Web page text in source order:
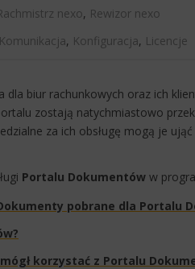
nexo, Rewizor nexo
Komunikacja, Konfiguracja, Licencje
dla biur rachunkowych oraz ich
zostają natychmiastowo
za ich obsługę mogą je
Portalu Dokumentów w
pobrane dla Portalu
korzystać z Portalu